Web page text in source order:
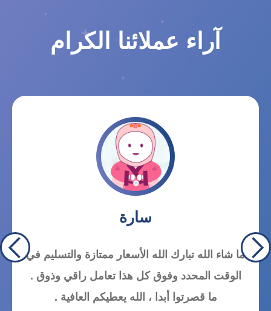
آراء عملائنا الكرام
سارة
ما شاء الله تبارك الله الأسعار ممتازة والتسليم في
الوقت المحدد وفوق كل هذا تعامل راقي وذوق .
ما قصرتوا أبدا ، الله يعطيكم العافية .